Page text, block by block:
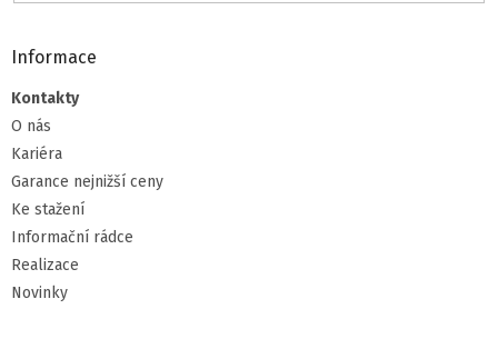
Informace
Kontakty
O nás
Kariéra
Garance nejnižší ceny
Ke stažení
Informační rádce
Realizace
Novinky